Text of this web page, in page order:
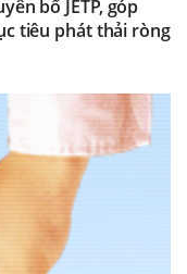
bố JETP, góp
tiêu phát thải ròng